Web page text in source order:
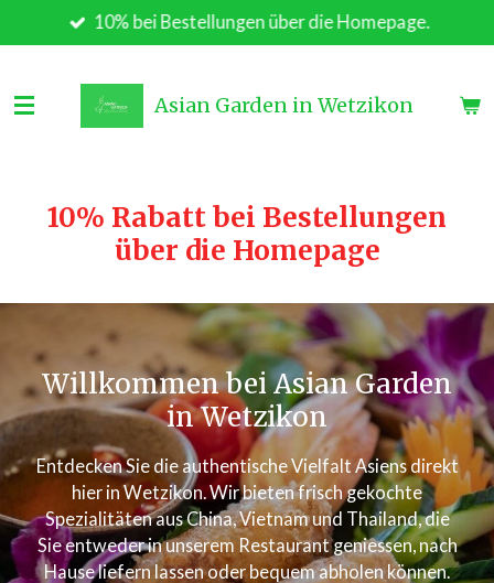
Hauptinhalt
10% bei Bestellungen über die Homepage.
Asian Garden in Wetzikon
10% Rabatt bei Bestellungen
über die Homepage
Willkommen bei Asian Garden
in Wetzikon
Entdecken Sie die authentische Vielfalt Asiens direkt
hier in Wetzikon. Wir bieten frisch gekochte
Spezialitäten aus China, Vietnam und Thailand, die
Sie entweder in unserem Restaurant geniessen, nach
Hause liefern lassen oder bequem abholen können.